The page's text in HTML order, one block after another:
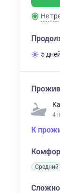
Не
5 дней
4
К
Средний